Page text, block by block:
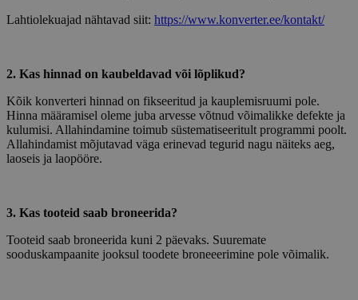
Lahtiolekuajad nähtavad siit: https://www.konverter.ee/kontakt/
2. Kas hinnad on kaubeldavad või lõplikud?
Kõik konverteri hinnad on fikseeritud ja kauplemisruumi pole.
Hinna määramisel oleme juba arvesse võtnud võimalikke defekte ja
kulumisi. Allahindamine toimub süstematiseeritult programmi poolt.
Allahindamist mõjutavad väga erinevad tegurid nagu näiteks aeg,
laoseis ja laopööre.
3. Kas tooteid saab broneerida?
Tooteid saab broneerida kuni 2 päevaks. Suuremate
sooduskampaanite jooksul toodete broneeerimine pole võimalik.